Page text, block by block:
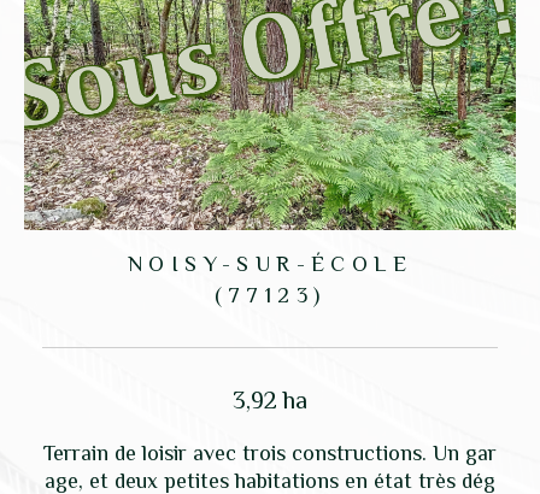
NOISY-SUR-ÉCOLE
(77123)
3,92 ha
Terrain de loisir avec trois constructions. Un gar
age, et deux petites habitations en état très dég